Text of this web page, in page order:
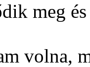
meg
volna,